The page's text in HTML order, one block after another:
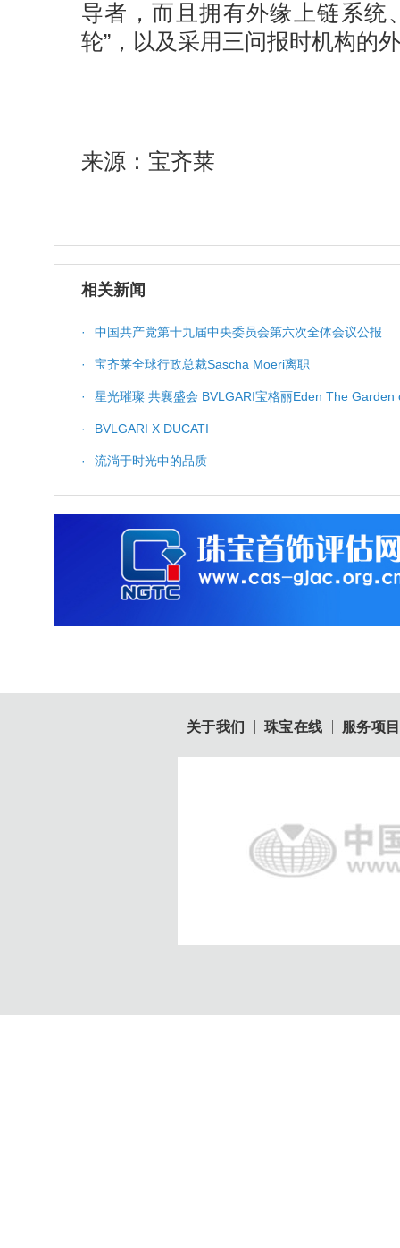
导者，而且拥有外缘上链系统
轮”，以及采用三问报时机构的
来源：宝齐莱
相关新闻
· 中国共产党第十九届中央委员会第六次全体会议公报
· 宝齐莱全球行政总裁Sascha Moeri离职
· 星光璀璨 共襄盛会 BVLGARI宝格丽Eden The
· BVLGARI X DUCATI
· 流淌于时光中的品质
关于我们 珠宝在线 服务项目